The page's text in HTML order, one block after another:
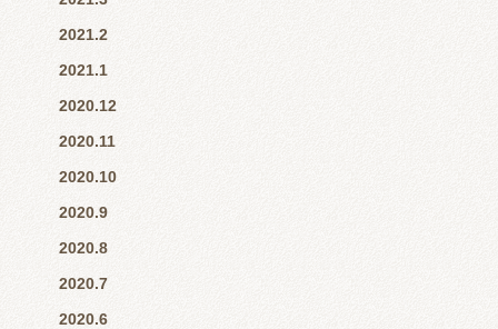
2021.2
2021.1
2020.12
2020.11
2020.10
2020.9
2020.8
2020.7
2020.6